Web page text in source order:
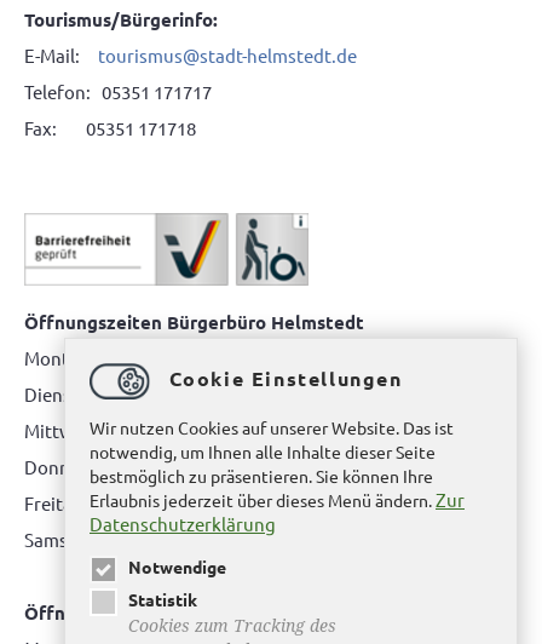
Tourismus/Bürgerinfo:
E-Mail: tourismus@stadt-helmstedt.de
Telefon: 05351 171717
Fax: 05351 171718
Öffnungszeiten Bürgerbüro Helmstedt
Montag: 08.00 bis 12.00 Uhr
Dienstag: 08.00 bis 12.00 Uhr & 15.00 Uhr bis 17.00 Uhr
Mittwoch: nur nach Terminvereinbarung
Donnerstag: 08.00 bis 12.00 Uhr & 14.00 Uhr bis 16.00 Uhr
Freitag: nur nach Terminvereinbarung
Samstag:bitte hier klicken
Öffnungszeiten Bürgerbüro Büddenstedt
Cookie Einstellungen
Wir nutzen Cookies auf unserer Website. Das ist
notwendig, um Ihnen alle Inhalte dieser Seite
bestmöglich zu präsentieren. Sie können Ihre
Erlaubnis jederzeit über dieses Menü ändern.Zur
Datenschutzerklärung
Notwendige
Statistik
Cookies zum Tracking des